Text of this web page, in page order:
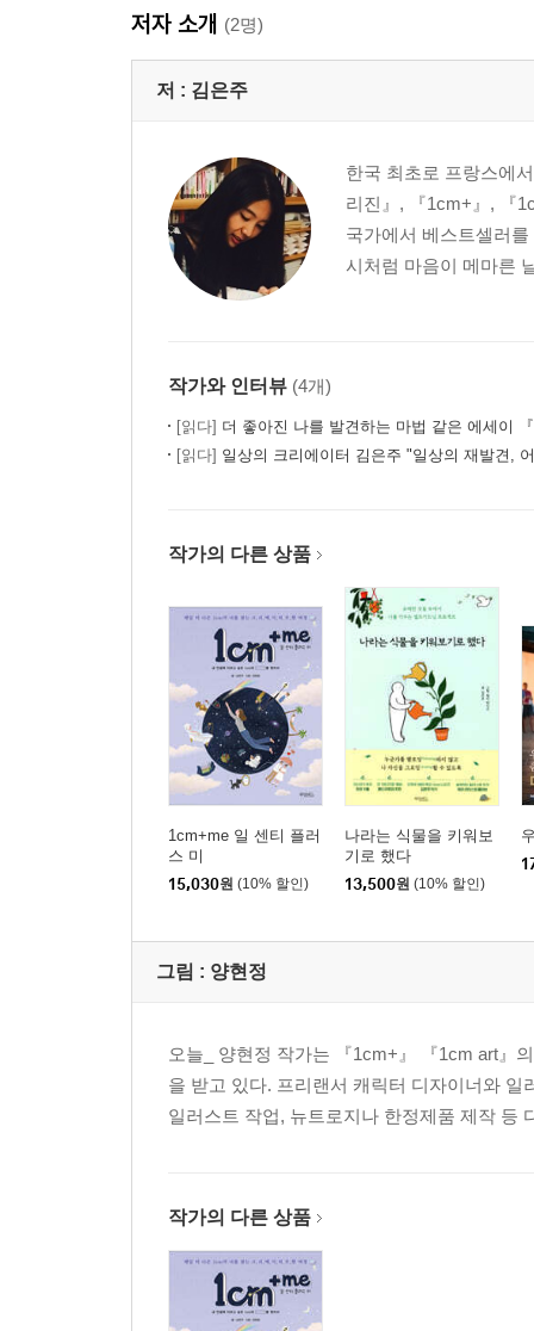
+ Don't Be Mad
+ 지구를 구하는 일도 아닌데
GETTING CLOSER. 서로에게 1cm 더 가까이
+ 오랜 친구
+ 등잔 밑의 보물
+ 우리는 수영 선수가 아니다
+ 바오밥 나무를 심지 말 것
+ 경고는 빨강이 아닐 수도 있다
+ 흑과 백
+ 갑자기 찾으면 없는 것 몇 가지
+ 완벽주의자의 김치찌개보다
+ 우산 펼치기
DREAMING. 1cm의 꿈을 가지면 늙지 않는 어른
+ 꿈( )이루다
+ 미련을 남기는 것이 미련한 일
+ 속도위반
+ 인내는 달다
+ 내 앞의 상자
+ 책처럼 생긴 죄
+ 적응하지 말 것
+ 휴게소의 우동이 아무리 맛있더라도
+ 지는 태양 앞에 화내지 않는 것은
등장인물 비하인드 스토리
저의 1cm는 당신입니다
저자 소개 (2명)
저 : 김은주
한국 최초로 프랑스에
리진』, 『1cm+』, 『
국가에서 베스트셀러
시처럼 마음이 메마른
작가와 인터뷰 (4개)
[읽다] 더 좋아진 나를 발견하는 마법 같은 에세이
[읽다] 일상의 크리에이터 김은주 "일상의 재발견,
작가의 다른 상품
1cm+me 일 센티 플러
스 미
15,030원 (10% 할인)
나라는 식물을 키워보
기로 했다
13,500원 (10% 할인)
그림 : 양현정
오늘_ 양현정 작가는 『1cm+』 『1cm art』
을 받고 있다. 프리랜서 캐릭터 디자이너와
일러스트 작업, 뉴트로지나 한정제품 제작 등
작가의 다른 상품